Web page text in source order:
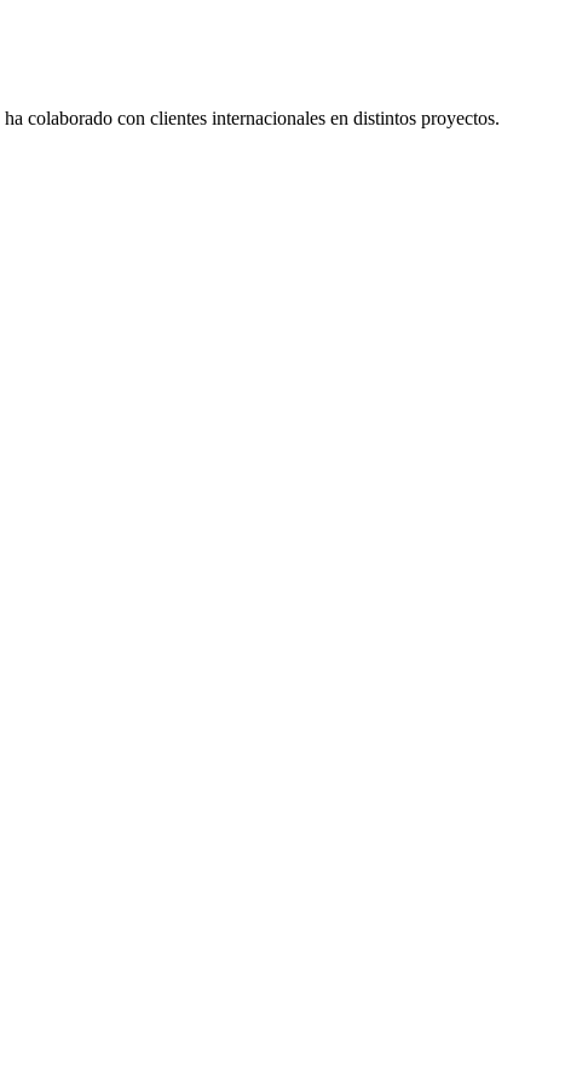
colaborado con clientes internacionales en distintos proyectos.